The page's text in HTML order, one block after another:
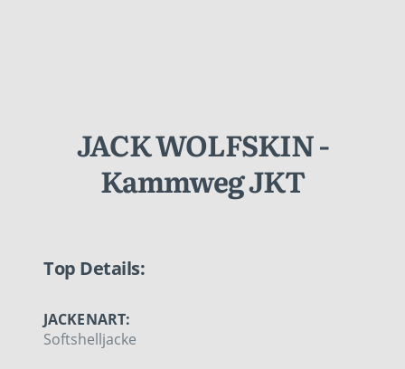
JACK WOLFSKIN -
Kammweg JKT
Top Details:
JACKENART:
Softshelljacke